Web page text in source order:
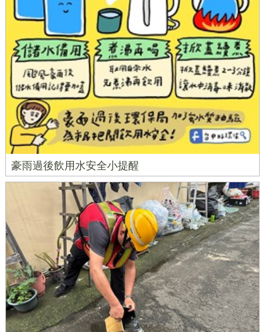
豪雨過後飲用水安全小提醒